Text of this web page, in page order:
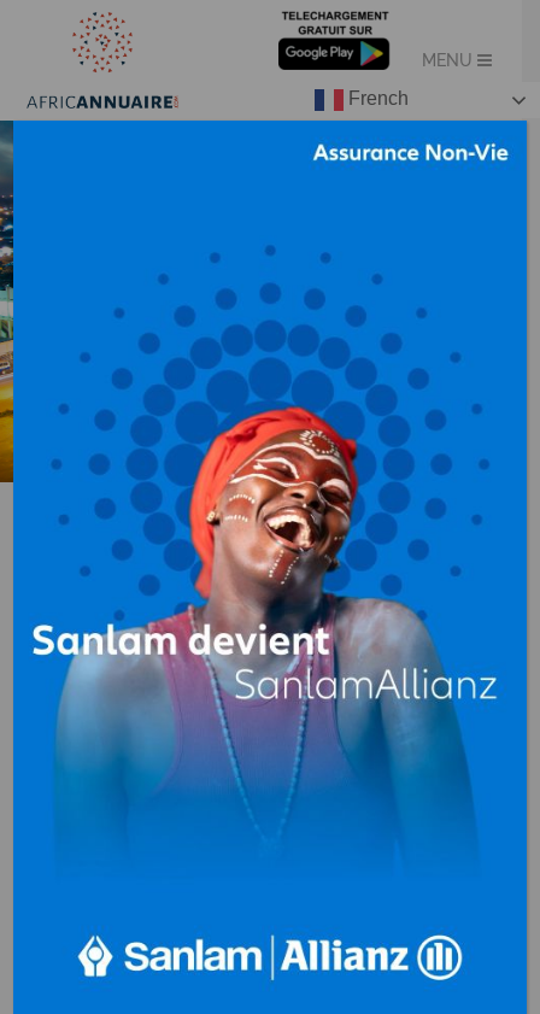
Produits métallurgiquesau
Cameroun
IBC Aciers & Métaux
(International Business
Corporation)
Produits
métallurgiques
Douala - Cameroun
French